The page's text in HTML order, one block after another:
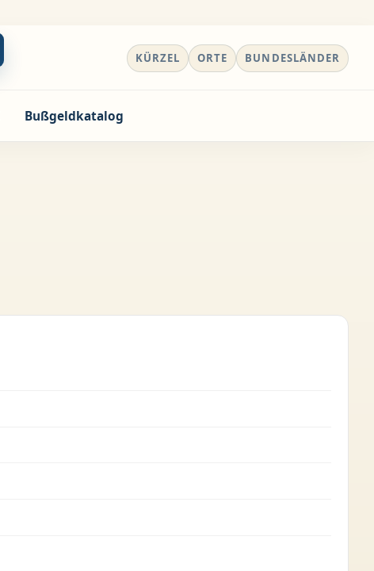
KÜRZEL ORTE BUNDESLÄNDER
Bußgeldkatalog